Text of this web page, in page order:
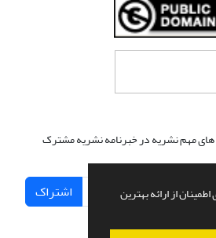
از ارائه بهترین
های مهم نشریه در خبرنامه نشریه مشترک
اشتراک